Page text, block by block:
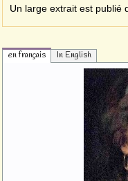
Un large extrait est publié
en français In English